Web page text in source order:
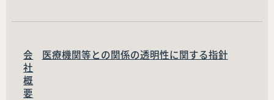
会
社
概
要
医療機関等との関係の透明性に関する指針